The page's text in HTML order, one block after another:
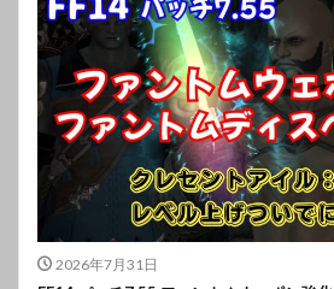
2026年7月31日